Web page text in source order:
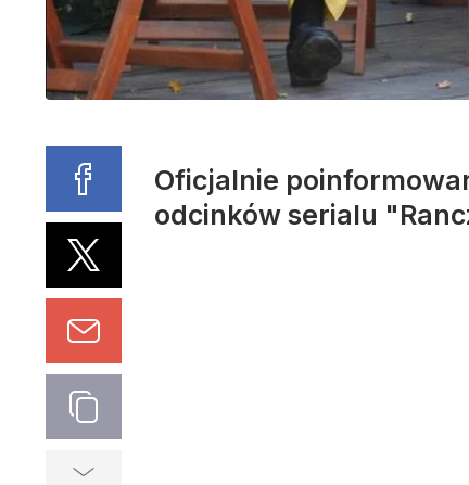
Oficjalnie
odcinków serialu